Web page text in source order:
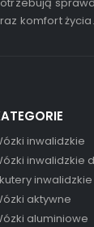
komfort życia.
inwalidzkie
inwalidzkie
inwalidzkie
aktywne
aluminiowe